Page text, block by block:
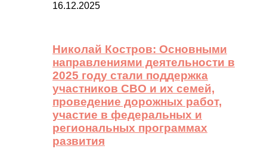
16.12.2025
Николай Костров: Основными
направлениями деятельности в
2025 году стали поддержка
участников СВО и их семей,
проведение дорожных работ,
участие в федеральных и
региональных программах
развития